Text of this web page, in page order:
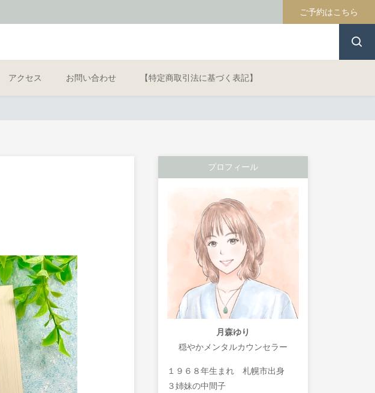
ご予約はこちら
アクセス お問い合わせ 【特定商取引法に基づく表記】
プロフィール
月森ゆり
穏やかメンタルカウンセラー
１９６８年生まれ 札幌市出身
３姉妹の中間子